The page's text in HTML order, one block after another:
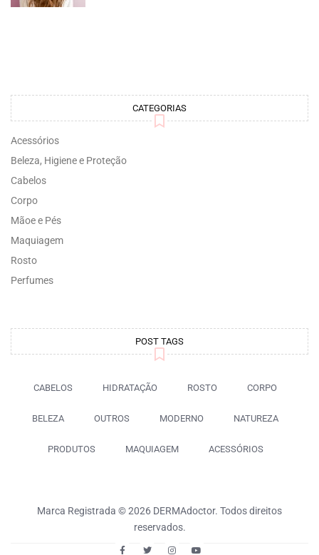
CATEGORIAS
Acessórios
Beleza, Higiene e Proteção
Cabelos
Corpo
Mãoe e Pés
Maquiagem
Rosto
Perfumes
POST TAGS
CABELOS HIDRATAÇÃO ROSTO CORPO
BELEZA OUTROS MODERNO NATUREZA
PRODUTOS MAQUIAGEM ACESSÓRIOS
Marca Registrada © 2026 DERMAdoctor. Todos direitos
reservados.